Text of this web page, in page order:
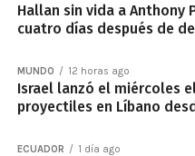
Hallan sin vida a Anthony
cuatro días después de
MUNDO 12 horas ago
Israel lanzó el miércoles
proyectiles en Líbano
ECUADOR 1 día ago